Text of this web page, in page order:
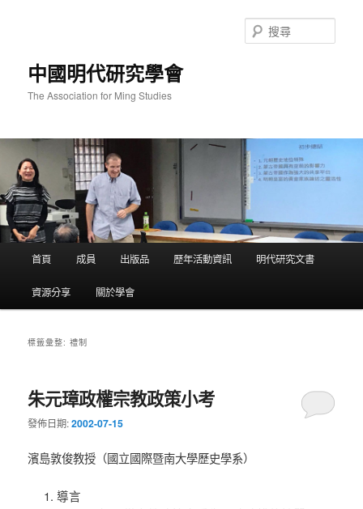
中國明代研究學會
The Association for Ming Studies
尋
首頁 成員 出版品 歷年活動資訊 明代研究文書
資源分享 關於學會
標籤彙整:禮制
朱元璋政權宗教政策小考
發佈日期:2002-07-15
濱島敦俊教授（國立國際暨南大學歷史學系）
導言